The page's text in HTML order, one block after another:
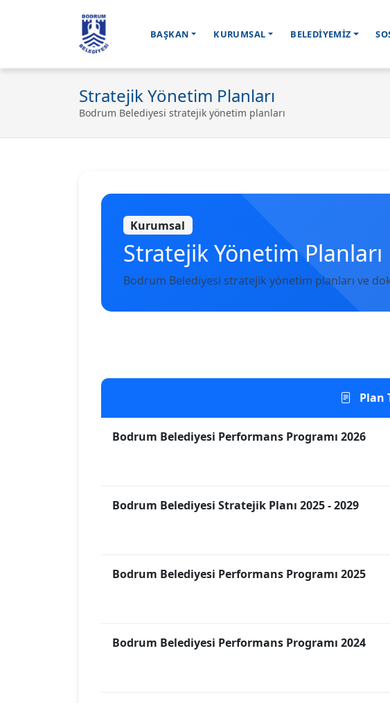
BAŞKAN KURUMSAL BELEDİYEMİZ
Stratejik Yönetim Planları
Bodrum Belediyesi stratejik yönetim planları
Kurumsal
Stratejik Yönetim Planları
Bodrum Belediyesi stratejik yönetim planları ve
Plan
Bodrum Belediyesi Performans Programı 2026
Bodrum Belediyesi Stratejik Planı 2025 - 2029
Bodrum Belediyesi Performans Programı 2025
Bodrum Belediyesi Performans Programı 2024